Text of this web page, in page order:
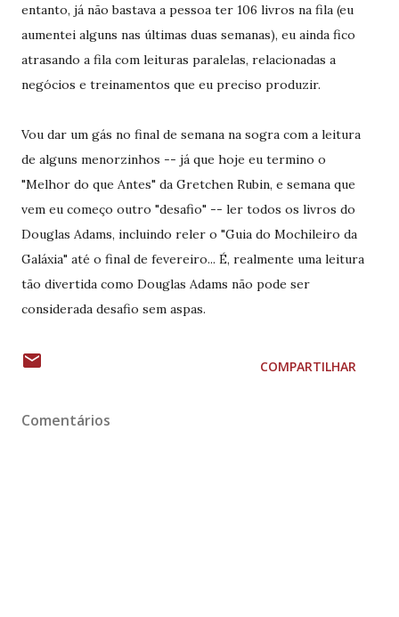
entanto, já não bastava a pessoa ter 106 livros na fila (eu
aumentei alguns nas últimas duas semanas), eu ainda fico
atrasando a fila com leituras paralelas, relacionadas a
negócios e treinamentos que eu preciso produzir.
Vou dar um gás no final de semana na sogra com a leitura
de alguns menorzinhos -- já que hoje eu termino o
"Melhor do que Antes" da Gretchen Rubin, e semana que
vem eu começo outro "desafio" -- ler todos os livros do
Douglas Adams, incluindo reler o "Guia do Mochileiro da
Galáxia" até o final de fevereiro... É, realmente uma leitura
tão divertida como Douglas Adams não pode ser
considerada desafio sem aspas.
COMPARTILHAR
Comentários